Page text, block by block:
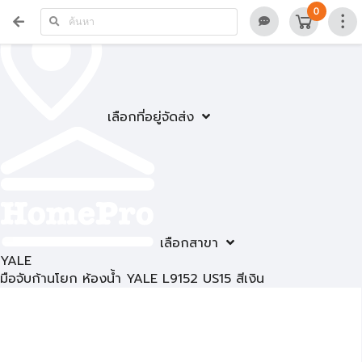
เลือกที่อยู่จัดส่ง
เลือกสาขา
0
YALE
มือจับก้านโยก ห้องน้ำ YALE L9152 US15 สีเงิน